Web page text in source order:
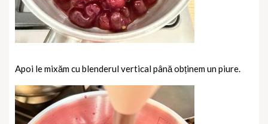
Apoi le mixăm cu blenderul vertical până obținem un piure.